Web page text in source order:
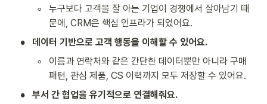
◦
누구보다 고객을 잘 아는 기업이 경쟁에서 살아남기 때
문에, CRM은 핵심 인프라가 되었어요.
• 데이터 기반으로 고객 행동을 이해할 수 있어요.
◦
이름과 연락처와 같은 간단한 데이터뿐만 아니라 구매
패턴, 관심 제품, CS 이력까지 모두 저장할 수 있어요.
• 부서 간 협업을 유기적으로 연결해줘요.